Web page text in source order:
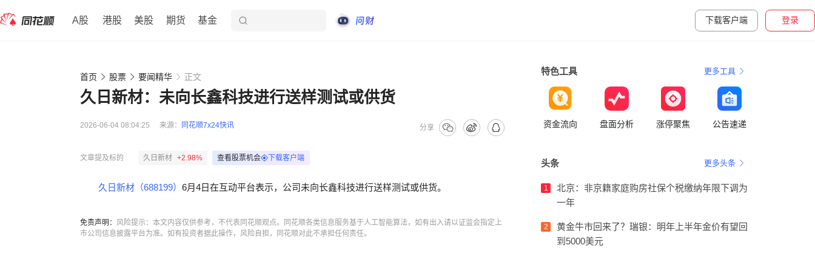
A股 港股 美股 期货 基金 下载客户端 登录
首页 股票 要闻精华 正文
久日新材：未向长鑫科技进行送样测试或供货
2026-06-04 08:04:25 来源： 同花顺7x24快讯 分享
文章提及标的 久日新材 +2.98% 查看股票机会 下载客户端
久日新材（688199） 6月4日在互动平台表示，公司未向长鑫科技进行送样测试或供货。
免责声明： 风险提示：本文内容仅供参考，不代表同花顺观点。同花顺各类信息服务基于人工智能算法，如有出入请以证监会指定上
市公司信息披露平台为准。如有投资者据此操作，风险自担，同花顺对此不承担任何责任。
特色工具 更多工具
资金流向 盘面分析 涨停聚焦 公告速递
头条 更多头条
1
北京：非京籍家庭购房社保个税缴纳年限下调为
一年
2
黄金牛市回来了？瑞银：明年上半年金价有望回
到5000美元